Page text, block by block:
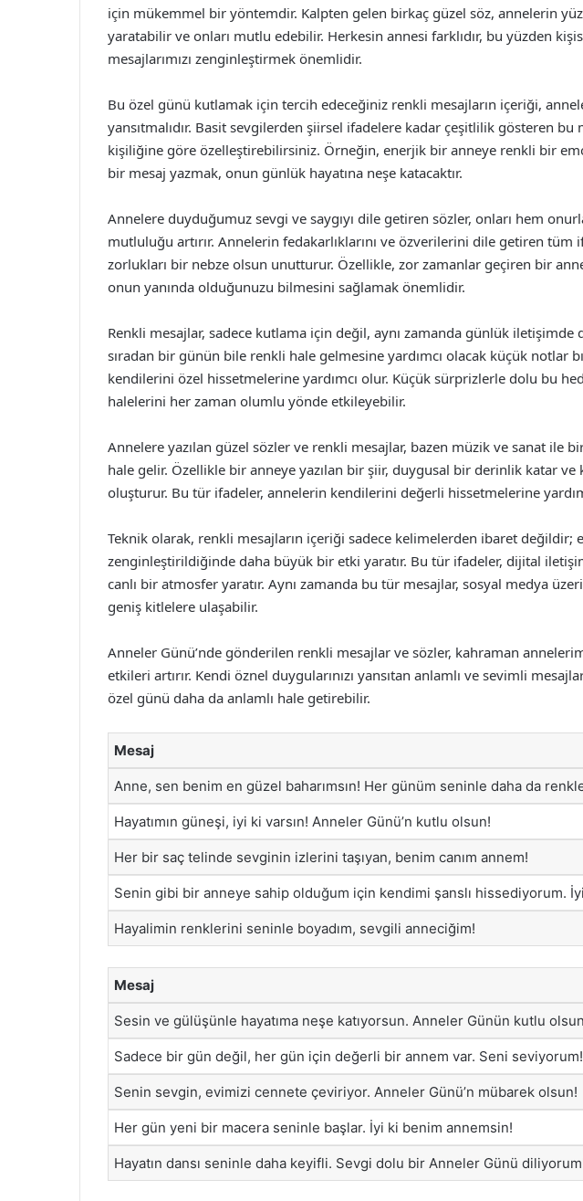
için mükemmel bir yöntemdir. Kalpten gelen birkaç güzel söz, annelerin
yaratabilir ve onları mutlu edebilir. Herkesin annesi farklıdır, bu yüzden
mesajlarımızı zenginleştirmek önemlidir.
Bu özel günü kutlamak için tercih edeceğiniz renkli mesajların içeriği,
yansıtmalıdır. Basit sevgilerden şiirsel ifadelere kadar çeşitlilik gösteren bu
kişiliğine göre özelleştirebilirsiniz. Örneğin, enerjik bir anneye renkli bir
bir mesaj yazmak, onun günlük hayatına neşe katacaktır.
Annelere duyduğumuz sevgi ve saygıyı dile getiren sözler, onları hem
mutluluğu artırır. Annelerin fedakarlıklarını ve özverilerini dile getiren tüm
zorlukları bir nebze olsun unutturur. Özellikle, zor zamanlar geçiren bir
onun yanında olduğunuzu bilmesini sağlamak önemlidir.
Renkli mesajlar, sadece kutlama için değil, aynı zamanda günlük iletişimde
sıradan bir günün bile renkli hale gelmesine yardımcı olacak küçük notlar
kendilerini özel hissetmelerine yardımcı olur. Küçük sürprizlerle dolu bu
halelerini her zaman olumlu yönde etkileyebilir.
Annelere yazılan güzel sözler ve renkli mesajlar, bazen müzik ve sanat ile
hale gelir. Özellikle bir anneye yazılan bir şiir, duygusal bir derinlik katar
oluşturur. Bu tür ifadeler, annelerin kendilerini değerli hissetmelerine
Teknik olarak, renkli mesajların içeriği sadece kelimelerden ibaret değildir;
zenginleştirildiğinde daha büyük bir etki yaratır. Bu tür ifadeler, dijital
canlı bir atmosfer yaratır. Aynı zamanda bu tür mesajlar, sosyal medya
geniş kitlelere ulaşabilir.
Anneler Günü’nde gönderilen renkli mesajlar ve sözler, kahraman
etkileri artırır. Kendi öznel duygularınızı yansıtan anlamlı ve sevimli
özel günü daha da anlamlı hale getirebilir.
Mesaj
Anne, sen benim en güzel baharımsın! Her günüm seninle daha da
Hayatımın güneşi, iyi ki varsın! Anneler Günü’n kutlu olsun!
Her bir saç telinde sevginin izlerini taşıyan, benim canım annem!
Senin gibi bir anneye sahip olduğum için kendimi şanslı hissediyorum.
Hayalimin renklerini seninle boyadım, sevgili anneciğim!
Mesaj
Sesin ve gülüşünle hayatıma neşe katıyorsun. Anneler Günün kutlu
Sadece bir gün değil, her gün için değerli bir annem var. Seni seviyorum!
Senin sevgin, evimizi cennete çeviriyor. Anneler Günü’n mübarek olsun!
Her gün yeni bir macera seninle başlar. İyi ki benim annemsin!
Hayatın dansı seninle daha keyifli. Sevgi dolu bir Anneler Günü